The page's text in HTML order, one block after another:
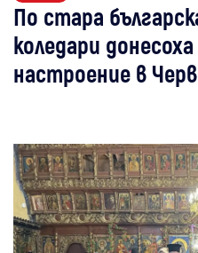
По стара
коледари
настроение в